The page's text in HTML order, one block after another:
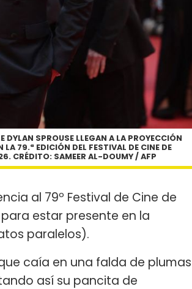
SPROUSE LLEGAN A LA PROYECCIÓN
79.ª EDICIÓN DEL FESTIVAL DE CINE DE
CRÉDITO: SAMEER AL-DOUMY / AFP
al 79º Festival de Cine de
para estar presente en la
paralelos).
caía en una falda de
así su pancita de